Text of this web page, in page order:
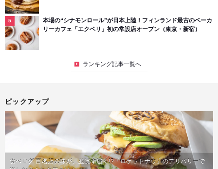
本場の“シナモンロール”が日本上陸！フィンランド最古のベーカ
リーカフェ「エクベリ」初の常設店オープン（東京・新宿）
ランキング記事一覧へ
ピックアップ
食べログ 百名店の味が、並ばず届く!?「ロケットナウ」のデリバリーで